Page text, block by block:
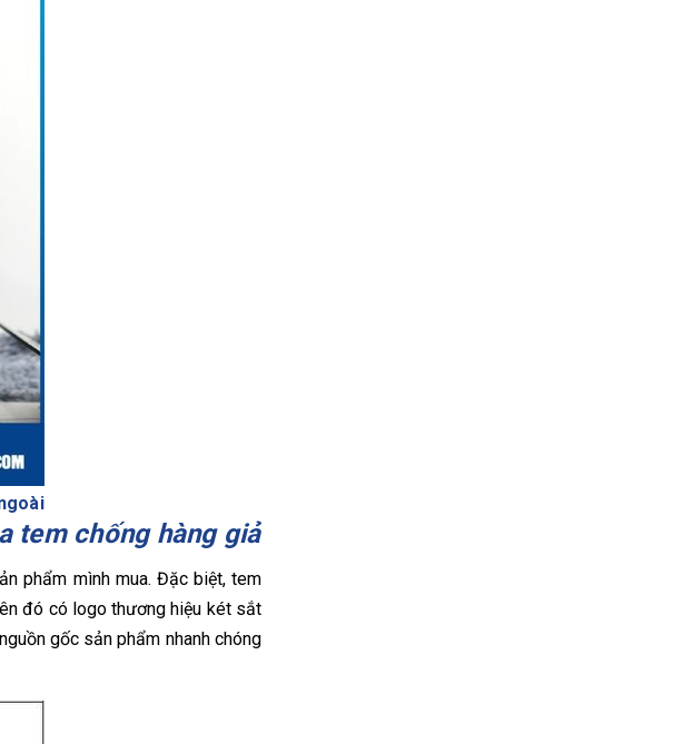
tem chống hàng giả
phẩm mình mua. Đặc biệt, tem
đó có logo thương hiệu két sắt
gốc sản phẩm nhanh chóng